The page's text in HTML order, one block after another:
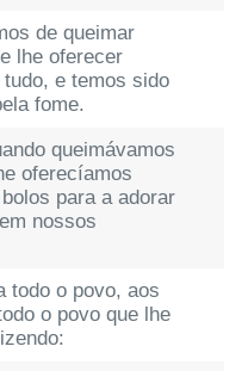
de queimar
lhe oferecer
e temos sido
fome.
queimávamos
oferecíamos
para a adorar
nossos
todo o povo, aos
o povo que lhe